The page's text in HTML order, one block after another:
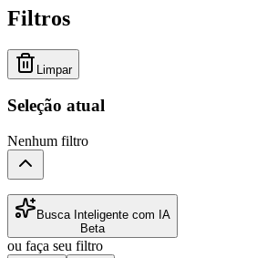
Filtros
Limpar
Seleção atual
Nenhum filtro
Busca Inteligente com IA
Beta
ou faça seu filtro